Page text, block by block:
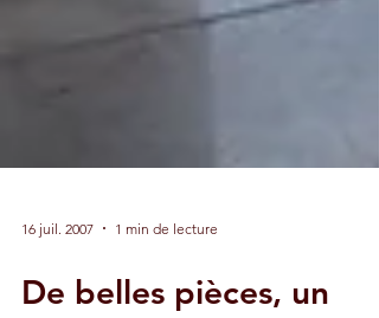
16 juil. 2007 1 min de lecture